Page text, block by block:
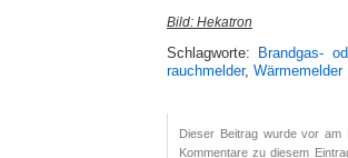
Bild: Hekatron
Schlagworte: Brandgas-
rauchmelder, Wärmemelder
Dieser Beitrag wurde vor
Kommentare zu diesem